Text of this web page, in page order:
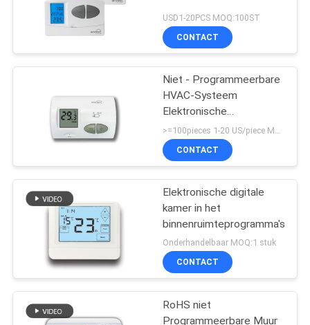
USD1-20PCS MOQ:100ST
CONTACT
Niet - Programmeerbare
HVAC-Systeem
Elektronische
Thermostaat, Digitale
Muurthermostaat
CONTACT
Elektronische digitale
kamer in het
binnenruimteprogramma's
Onderhandelbaar MOQ:1 stuk
CONTACT
RoHS niet
Programmeerbare Muur